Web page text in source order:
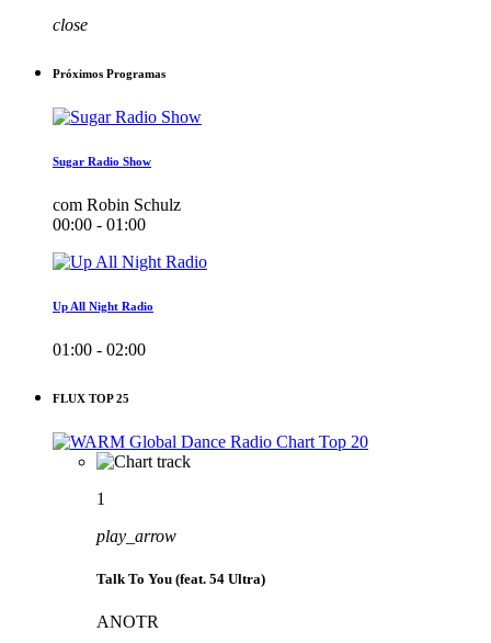
close
Próximos Programas
Sugar Radio Show
com Robin Schulz
00:00 - 01:00
Up All Night Radio
01:00 - 02:00
FLUX TOP 25
1
play_arrow
Talk To You (feat. 54 Ultra)
ANOTR